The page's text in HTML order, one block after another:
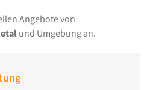
Angebote von
und Umgebung an.